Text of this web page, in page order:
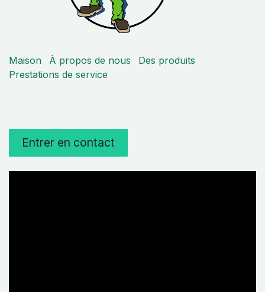
Maison À propos de nous
Des produits
Prestations de service
Entrer en contact